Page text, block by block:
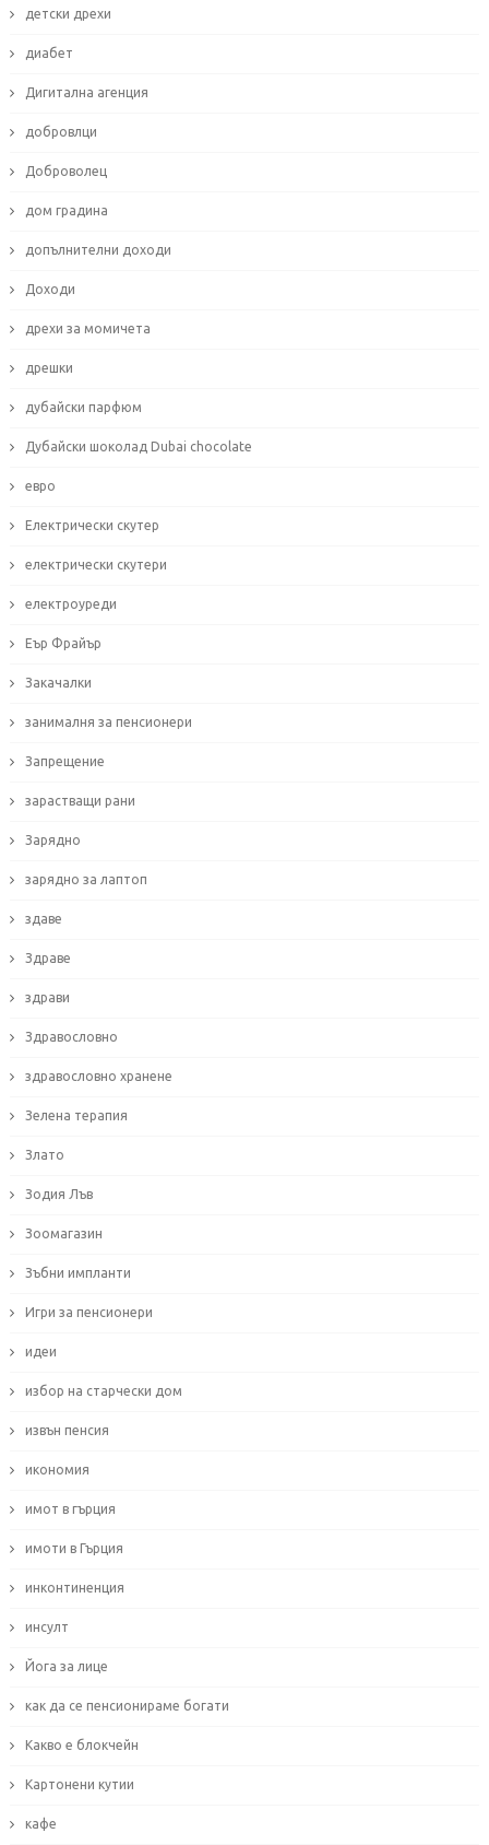
детски дрехи
диабет
Дигитална агенция
добровлци
Доброволец
дом градина
допълнителни доходи
Доходи
дрехи за момичета
дрешки
дубайски парфюм
Дубайски шоколад Dubai chocolate
евро
Електрически скутер
електрически скутери
електроуреди
Еър Фрайър
Закачалки
занималня за пенсионери
Запрещение
зарастващи рани
Зарядно
зарядно за лаптоп
здаве
Здраве
здрави
Здравословно
здравословно хранене
Зелена терапия
Злато
Зодия Лъв
Зоомагазин
Зъбни импланти
Игри за пенсионери
идеи
избор на старчески дом
извън пенсия
икономия
имот в гърция
имоти в Гърция
инконтиненция
инсулт
Йога за лице
как да се пенсионираме богати
Какво е блокчейн
Картонени кутии
кафе